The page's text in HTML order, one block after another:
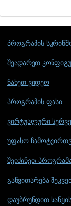
პროგრამის
შეადარეთ
ნახეთ ვიდეო
პროგრამის ფასი
ვირტუალური
უფასო
შეიძინეთ
განვითარება
დაუბრუნდით